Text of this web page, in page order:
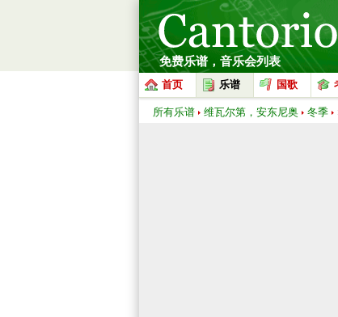
免费乐谱，音乐会列表
首页 乐谱 国歌
所有乐谱 维瓦尔第，安东尼奥 冬季